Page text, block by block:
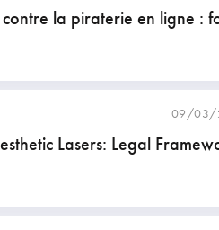
la piraterie en ligne :
09/03/
Lasers: Legal